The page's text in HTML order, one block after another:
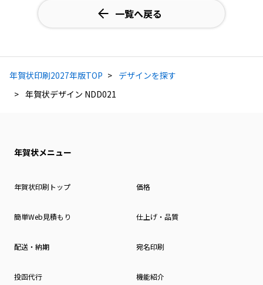
一覧へ戻る
年賀状印刷2027年版TOP
デザインを探す
年賀状デザイン NDD021
年賀状メニュー
年賀状印刷トップ 価格
簡単Web見積もり 仕上げ・品質
配送・納期 宛名印刷
投函代行 機能紹介